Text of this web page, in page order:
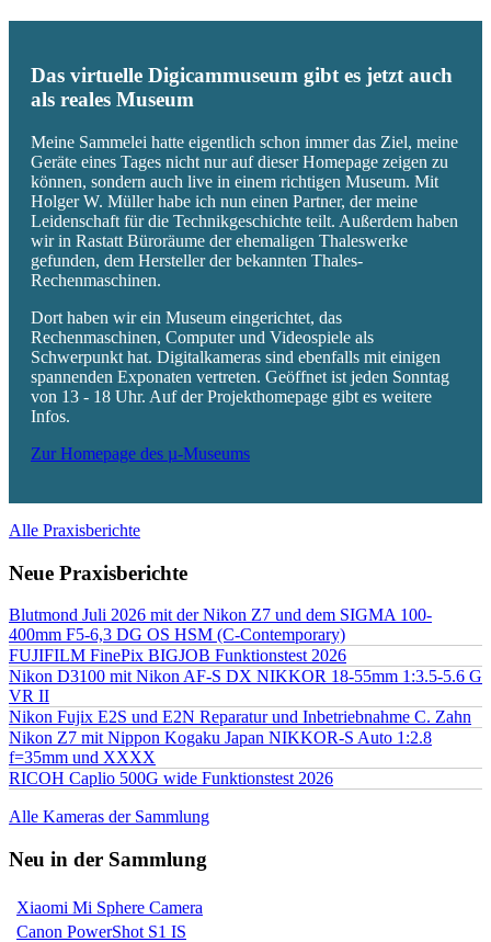
Das virtuelle Digicammuseum gibt es jetzt auch
als reales Museum
Meine Sammelei hatte eigentlich schon immer das Ziel, meine
Geräte eines Tages nicht nur auf dieser Homepage zeigen zu
können, sondern auch live in einem richtigen Museum. Mit
Holger W. Müller habe ich nun einen Partner, der meine
Leidenschaft für die Technikgeschichte teilt. Außerdem haben
wir in Rastatt Büroräume der ehemaligen Thaleswerke
gefunden, dem Hersteller der bekannten Thales-
Rechenmaschinen.
Dort haben wir ein Museum eingerichtet, das
Rechenmaschinen, Computer und Videospiele als
Schwerpunkt hat. Digitalkameras sind ebenfalls mit einigen
spannenden Exponaten vertreten. Geöffnet ist jeden Sonntag
von 13 - 18 Uhr. Auf der Projekthomepage gibt es weitere
Infos.
Zur Homepage des µ-Museums
Alle Praxisberichte
Neue Praxisberichte
Blutmond Juli 2026 mit der Nikon Z7 und dem SIGMA 100-
400mm F5-6,3 DG OS HSM (C-Contemporary)
FUJIFILM FinePix BIGJOB Funktionstest 2026
Nikon D3100 mit Nikon AF-S DX NIKKOR 18-55mm 1:3.5-5.6 G
VR II
Nikon Fujix E2S und E2N Reparatur und Inbetriebnahme C. Zahn
Nikon Z7 mit Nippon Kogaku Japan NIKKOR-S Auto 1:2.8
f=35mm und XXXX
RICOH Caplio 500G wide Funktionstest 2026
Alle Kameras der Sammlung
Neu in der Sammlung
Xiaomi Mi Sphere Camera
Canon PowerShot S1 IS